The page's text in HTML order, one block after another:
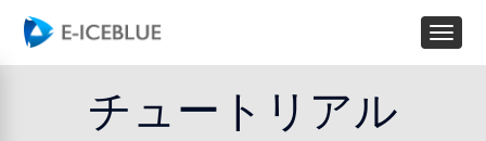
チュートリアル